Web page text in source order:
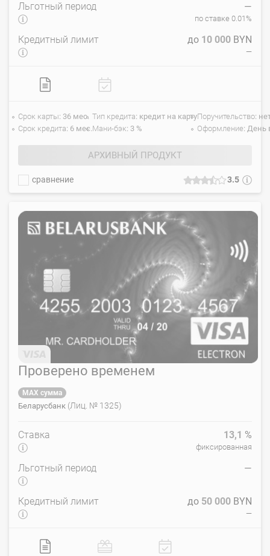
3.5
сравнение
Льготный период —
по ставке 0.01%
Кредитный лимит до 10 000 BYN
—
АРХИВНЫЙ ПРОДУКТ
Срок карты 36 мес.
Срок кредита 6 мес.
Тип кредита кредит на карту
Мани-бэк 3 %
Поручительство
Оформление День
Проверено временем
MAX сумма
Беларусбанк (Лиц. № 1325)
Ставка 13,1 %
фиксированная
Льготный период —
Кредитный лимит до 50 000 BYN
—